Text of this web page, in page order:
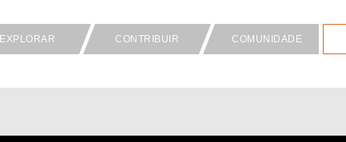
EXPLORAR CONTRIBUIR COMUNIDADE